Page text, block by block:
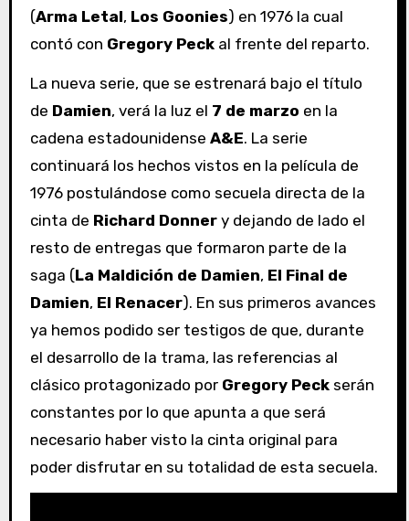
(Arma Letal, Los Goonies) en 1976 la cual
contó con Gregory Peckal frente del reparto.
La nueva serie, que se estrenará bajo el título
de Damien, verá la luz el 7 de marzo en la
cadena estadounidense A&E. La serie
continuará los hechos vistos en la película de
1976 postulándose como secuela directa de la
cinta de Richard Donnery dejando de lado el
resto de entregas que formaron parte de la
saga (La Maldición de Damien, El Final de
Damien, El Renacer). En sus primeros avances
ya hemos podido ser testigos de que, durante
el desarrollo de la trama, las referencias al
clásico protagonizado por Gregory Peckserán
constantes por lo que apunta a que será
necesario haber visto la cinta original para
poder disfrutar en su totalidad de esta secuela.